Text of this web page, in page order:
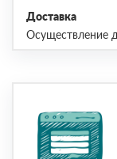
Доставка
Осуществление